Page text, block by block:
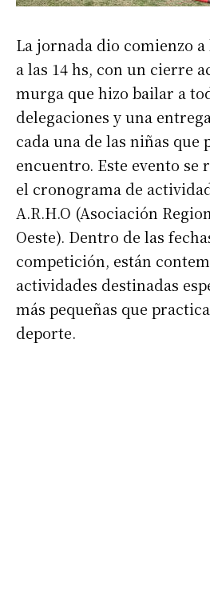
La jornada dio comienzo
a las 14 hs, con un cierre
murga que hizo bailar a
delegaciones y una
cada una de las niñas que
encuentro. Este evento se
el cronograma de
A.R.H.O (Asociación
Oeste). Dentro de las
competición, están
actividades destinadas
más pequeñas que
deporte.